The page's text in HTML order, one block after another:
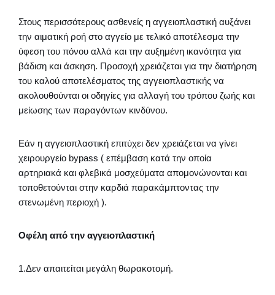
Στους περισσότερους ασθενείς η αγγειοπλαστική αυξάνει
την αιματική ροή στο αγγείο με τελικό αποτέλεσμα την
ύφεση του πόνου αλλά και την αυξημένη ικανότητα για
βάδιση και άσκηση. Προσοχή χρειάζεται για την διατήρηση
του καλού αποτελέσματος της αγγειοπλαστικής να
ακολουθούνται οι οδηγίες για αλλαγή του τρόπου ζωής και
μείωσης των παραγόντων κινδύνου.
Εάν η αγγειοπλαστική επιτύχει δεν χρειάζεται να γίνει
χειρουργείο bypass ( επέμβαση κατά την οποία
αρτηριακά και φλεβικά μοσχεύματα απομονώνονται και
τοποθετούνται στην καρδιά παρακάμπτοντας την
στενωμένη περιοχή ).
Οφέλη από την αγγειοπλαστική
1.Δεν απαιτείται μεγάλη θωρακοτομή.